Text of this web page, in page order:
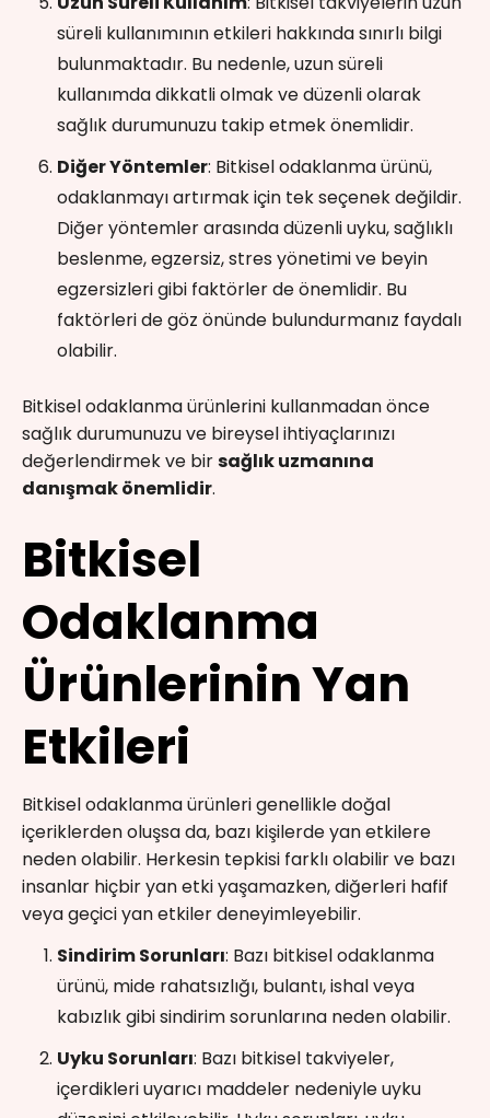
süreli kullanımının etkileri hakkında sınırlı bilgi
bulunmaktadır. Bu nedenle, uzun süreli
kullanımda dikkatli olmak ve düzenli olarak
sağlık durumunuzu takip etmek önemlidir.
Diğer Yöntemler: Bitkisel odaklanma ürünü,
odaklanmayı artırmak için tek seçenek değildir.
Diğer yöntemler arasında düzenli uyku, sağlıklı
beslenme, egzersiz, stres yönetimi ve beyin
egzersizleri gibi faktörler de önemlidir. Bu
faktörleri de göz önünde bulundurmanız faydalı
olabilir.
Bitkisel odaklanma ürünlerini kullanmadan önce
sağlık durumunuzu ve bireysel ihtiyaçlarınızı
değerlendirmek ve birsağlık uzmanına
danışmak önemlidir.
Bitkisel
Odaklanma
Ürünlerinin Yan
Etkileri
Bitkisel odaklanma ürünleri genellikle doğal
içeriklerden oluşsa da, bazı kişilerde yan etkilere
neden olabilir. Herkesin tepkisi farklı olabilir ve bazı
insanlar hiçbir yan etki yaşamazken, diğerleri hafif
veya geçici yan etkiler deneyimleyebilir.
Sindirim Sorunları: Bazı bitkisel odaklanma
ürünü, mide rahatsızlığı, bulantı, ishal veya
kabızlık gibi sindirim sorunlarına neden olabilir.
Uyku Sorunları: Bazı bitkisel takviyeler,
içerdikleri uyarıcı maddeler nedeniyle uyku